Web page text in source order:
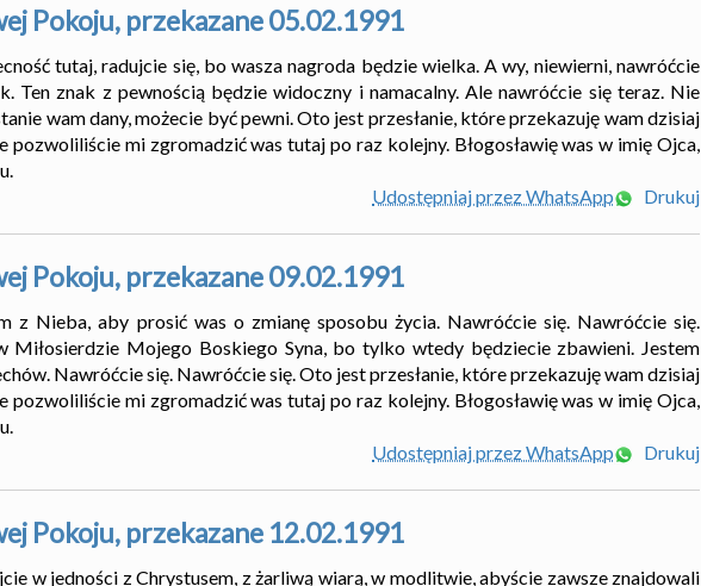
Pokoju, przekazane 05.02.1991
tutaj, radujcie się, bo wasza nagroda będzie wielka. A wy, niewierni, nawróćcie
Ten znak z pewnością będzie widoczny i namacalny. Ale nawróćcie się teraz. Nie
wam dany, możecie być pewni. Oto jest przesłanie, które przekazuję wam dzisiaj
mi zgromadzić was tutaj po raz kolejny. Błogosławię was w imię Ojca,
Udostępniaj przez WhatsApp
Drukuj
Pokoju, przekazane 09.02.1991
z Nieba, aby prosić was o zmianę sposobu życia. Nawróćcie się. Nawróćcie się.
Miłosierdzie Mojego Boskiego Syna, bo tylko wtedy będziecie zbawieni. Jestem
Nawróćcie się. Nawróćcie się. Oto jest przesłanie, które przekazuję wam dzisiaj
mi zgromadzić was tutaj po raz kolejny. Błogosławię was w imię Ojca,
Udostępniaj przez WhatsApp
Drukuj
Pokoju, przekazane 12.02.1991
w jedności z Chrystusem, z żarliwą wiarą, w modlitwie, abyście zawsze znajdowali